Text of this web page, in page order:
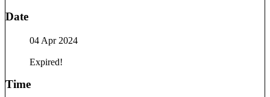
de yoga și meditație în primul rind pentru a mă vindeca și a
oferi mai departe din energia și cunpștințele mele celor din jur.
Date
04 Apr 2024
Expired!
Time